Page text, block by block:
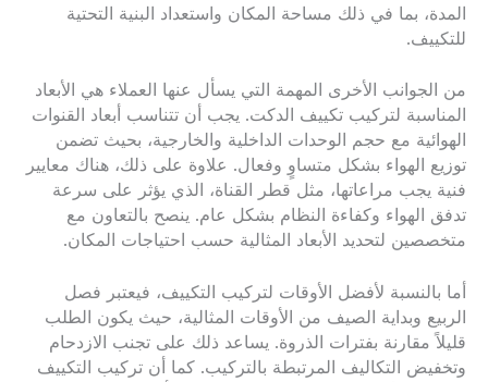
المدة، بما في ذلك مساحة المكان واستعداد البنية التحتية
للتكييف.
من الجوانب الأخرى المهمة التي يسأل عنها العملاء هي الأبعاد
المناسبة لتركيب تكييف الدكت. يجب أن تتناسب أبعاد القنوات
الهوائية مع حجم الوحدات الداخلية والخارجية، بحيث تضمن
توزيع الهواء بشكل متساوٍ وفعال. علاوة على ذلك، هناك معايير
فنية يجب مراعاتها، مثل قطر القناة، الذي يؤثر على سرعة
تدفق الهواء وكفاءة النظام بشكل عام. ينصح بالتعاون مع
متخصصين لتحديد الأبعاد المثالية حسب احتياجات المكان.
أما بالنسبة لأفضل الأوقات لتركيب التكييف، فيعتبر فصل
الربيع وبداية الصيف من الأوقات المثالية، حيث يكون الطلب
قليلاً مقارنة بفترات الذروة. يساعد ذلك على تجنب الازدحام
وتخفيض التكاليف المرتبطة بالتركيب. كما أن تركيب التكييف